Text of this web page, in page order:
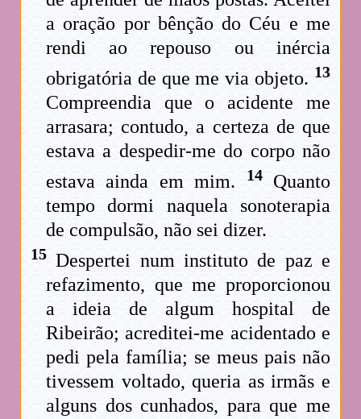
a oração por bênção do Céu e me
rendi ao repouso ou inércia
obrigatória de que me via objeto. 13
Compreendia que o acidente me
arrasara; contudo, a certeza de que
estava a despedir-me do corpo não
estava ainda em mim.
14Quanto
tempo dormi naquela sonoterapia
de compulsão, não sei dizer.
15 Despertei num instituto de paz e
refazimento, que me proporcionou
a ideia de algum hospital de
Ribeirão; acreditei-me acidentado e
pedi pela família; se meus pais não
tivessem voltado, queria as irmãs e
alguns dos cunhados, para que me